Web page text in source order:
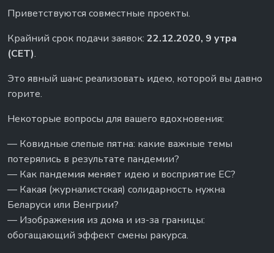
Приветствуются совместные проекты.
Крайний срок подачи заявок: 22.12.2020, 9 утра
(CET).
Это явный шанс реализовать идею, которой вы давно
горите.
Некоторые вопросы для вашего вдохновения:
— Ковидные слепые пятна: какие важные темы
потерялись в результате пандемии?
— Как пандемия меняет идею и восприятие ЕС?
— Какая (журналистская) солидарность нужна
Беларуси или Венгрии?
— Изображения из дома и из-за границы:
обогащающий эффект смены ракурса.